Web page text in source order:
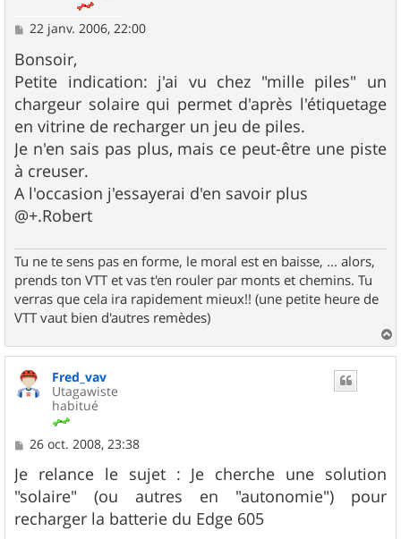
M
s
s
a
g
e
22 janv. 2006, 22:00
Bonsoir,
Petite indication: j'ai vu chez "mille piles" un
chargeur solaire qui permet d'après l'étiquetage
en vitrine de recharger un jeu de piles.
Je n'en sais pas plus, mais ce peut-être une piste
à creuser.
A l'occasion j'essayerai d'en savoir plus
@+.Robert
Tu ne te sens pas en forme, le moral est en baisse, ... alors,
prends ton VTT et vas t'en rouler par monts et chemins. Tu
verras que cela ira rapidement mieux!! (une petite heure de
VTT vaut bien d'autres remèdes)
a
Fred_vav
Utagawiste
habitué
M
s
s
a
g
e
26 oct. 2008, 23:38
Je relance le sujet : Je cherche une solution
"solaire" (ou autres en "autonomie") pour
recharger la batterie du Edge 605